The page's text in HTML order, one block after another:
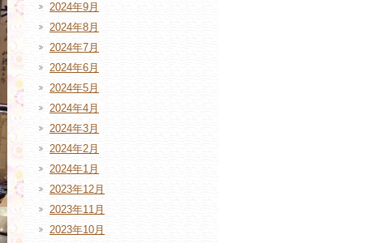
2024年9月
2024年8月
2024年7月
2024年6月
2024年5月
2024年4月
2024年3月
2024年2月
2024年1月
2023年12月
2023年11月
2023年10月